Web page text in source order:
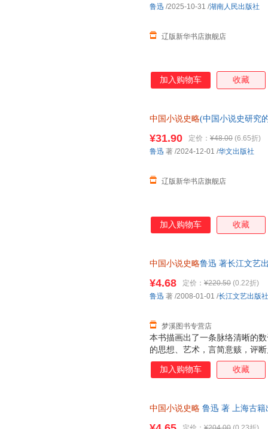
辽版新华书店旗舰店
鲁迅 /2025-10-31 /湖南人民出版社
加入购物车 收藏
中国小说史略(中国小说史研究
¥31.90 定价： ¥48.00 (6.65折)
辽版新华书店旗舰店
鲁迅 著 /2024-12-01 /华文出版社
加入购物车 收藏
中国小说史略鲁迅 著长江文艺
本书描画出了一条脉络清晰的
的思想、艺术，言简意赅，评
¥4.68 定价： ¥220.50 (0.22折)
梦溪图书专营店
鲁迅 著 /2008-01-01 /长江文艺出版社
加入购物车 收藏
中国小说史略 鲁迅 著 上海古